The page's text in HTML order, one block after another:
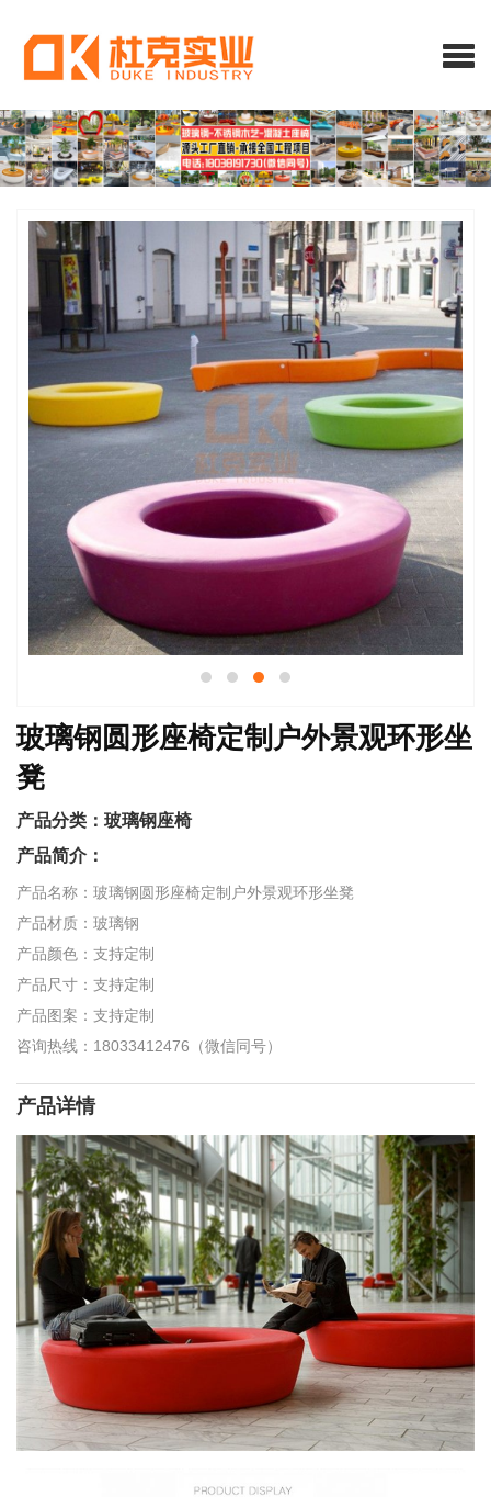
玻璃钢圆形座椅定制户外景观环形坐
凳
产品分类： 玻璃钢座椅
产品简介：
产品名称：玻璃钢圆形座椅定制户外景观环形坐凳
产品材质：玻璃钢
产品颜色：支持定制
产品尺寸：支持定制
产品图案：支持定制
咨询热线：18033412476（微信同号）
产品详情